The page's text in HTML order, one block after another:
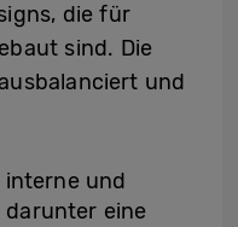
die für
sind. Die
und
und
darunter eine